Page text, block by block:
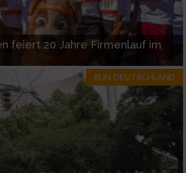
feiert 20 Jahre Firmenlauf im
RUN-DEUTSCHLAND